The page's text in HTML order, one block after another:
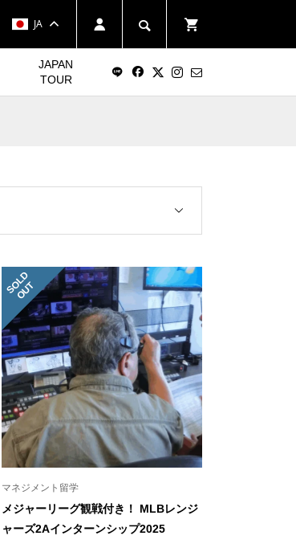
JA
JAPAN
TOUR
S
O
L
D
O
U
T
マネジメント留学
メジャーリーグ観戦付き！ MLBレンジ
ャーズ2Aインターンシップ2025